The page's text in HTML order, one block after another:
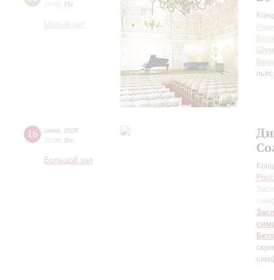
19:00 Пн
Малый зал
16 июня 2026
20:00 Вт
Большой зал